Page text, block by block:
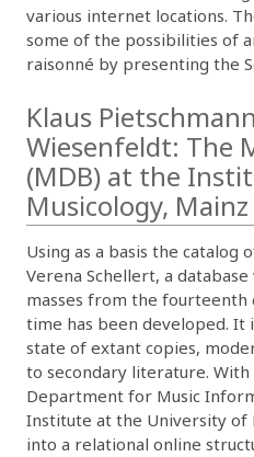
various internet locations.
some of the possibilities of
raisonné by presenting the
Klaus
Wiesenfeldt: The
(MDB) at the
Musicology, Mainz
Using as a basis the catalog
Verena Schellert, a
masses from the
time has been developed. It
state of extant copies,
to secondary literature.
Department for Music
Institute at the University of
into a relational online